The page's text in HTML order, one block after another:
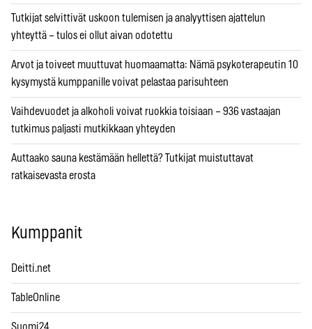
Tutkijat selvittivät uskoon tulemisen ja analyyttisen ajattelun
yhteyttä – tulos ei ollut aivan odotettu
Arvot ja toiveet muuttuvat huomaamatta: Nämä psykoterapeutin 10
kysymystä kumppanille voivat pelastaa parisuhteen
Vaihdevuodet ja alkoholi voivat ruokkia toisiaan – 936 vastaajan
tutkimus paljasti mutkikkaan yhteyden
Auttaako sauna kestämään hellettä? Tutkijat muistuttavat
ratkaisevasta erosta
Kumppanit
Deitti.net
TableOnline